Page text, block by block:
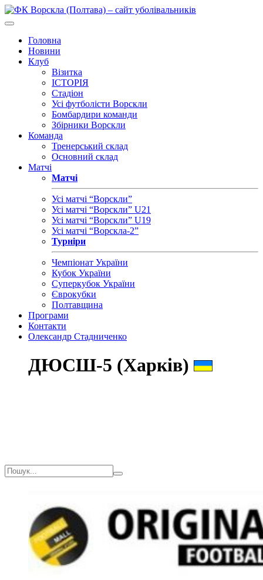
Головна
Новини
Клуб
Візитка
ІСТОРІЯ
Стадіон
Усі футболісти Ворскли
Бомбардири команди
Збірники Ворскли
Команда
Тренерський склад
Основний склад
Матчі
Матчі
Усі матчі “Ворскли”
Усі матчі “Ворскли” U21
Усі матчі “Ворскли” U19
Усі матчі “Ворскла-2”
Турніри
Чемпіонат України
Кубок України
Суперкубок України
Єврокубки
Полтавщина
Програми
Контакти
Олександр Стадниченко
ДЮСШ-5 (Харків)